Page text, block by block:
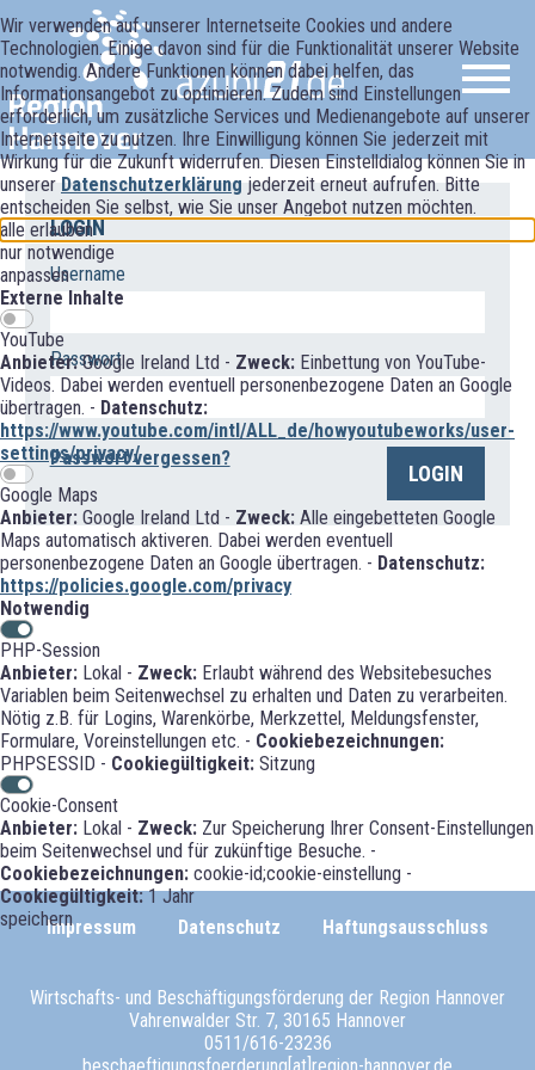
Wir verwenden auf unserer Internetseite Cookies und andere
Technologien. Einige davon sind für die Funktionalität unserer Website
notwendig. Andere Funktionen können dabei helfen, das
Informationsangebot zu optimieren. Zudem sind Einstellungen
erforderlich, um zusätzliche Services und Medienangebote auf unserer
Internetseite zu nutzen. Ihre Einwilligung können Sie jederzeit mit
Wirkung für die Zukunft widerrufen. Diesen Einstelldialog können Sie in
unserer Datenschutzerklärung jederzeit erneut aufrufen. Bitte
entscheiden Sie selbst, wie Sie unser Angebot nutzen möchten.
alle erlauben
nur notwendige
anpassen
Externe Inhalte
YouTube
Anbieter:Google Ireland Ltd - Zweck: Einbettung von YouTube-
Videos. Dabei werden eventuell personenbezogene Daten an Google
übertragen. - Datenschutz:
https://www.youtube.com/intl/ALL_de/howyoutubeworks/user-
settings/privacy/
Google Maps
Anbieter: Google Ireland Ltd - Zweck: Alle eingebetteten Google
Maps automatisch aktiveren. Dabei werden eventuell
personenbezogene Daten an Google übertragen. - Datenschutz:
https://policies.google.com/privacy
Notwendig
PHP-Session
Anbieter: Lokal - Zweck: Erlaubt während des Websitebesuches
Variablen beim Seitenwechsel zu erhalten und Daten zu verarbeiten.
Nötig z.B. für Logins, Warenkörbe, Merkzettel, Meldungsfenster,
Formulare, Voreinstellungen etc. - Cookiebezeichnungen:
PHPSESSID - Cookiegültigkeit: Sitzung
Cookie-Consent
Anbieter: Lokal - Zweck: Zur Speicherung Ihrer Consent-Einstellungen
beim Seitenwechsel und für zukünftige Besuche. -
Cookiebezeichnungen: cookie-id;cookie-einstellung -
Cookiegültigkeit:1 Jahr
speichern
LOGIN
Username
Passwort
Passwort vergessen?
LOGIN
Impressum Datenschutz Haftungsausschluss
Wirtschafts- und Beschäftigungsförderung der Region Hannover
Vahrenwalder Str. 7, 30165 Hannover
0511/616-23236